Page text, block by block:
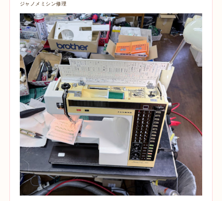
ジャノメミシン修理